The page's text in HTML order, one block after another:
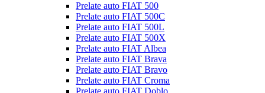
Prelate auto FIAT 500
Prelate auto FIAT 500C
Prelate auto FIAT 500L
Prelate auto FIAT 500X
Prelate auto FIAT Albea
Prelate auto FIAT Brava
Prelate auto FIAT Bravo
Prelate auto FIAT Croma
Prelate auto FIAT Doblo